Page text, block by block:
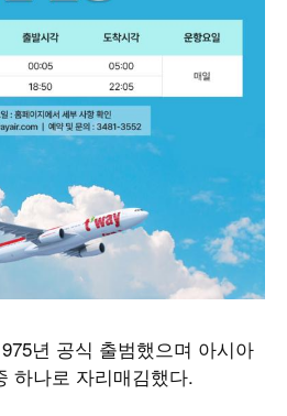
년 공식 출범했으며 아시아
하나로 자리매김했다.